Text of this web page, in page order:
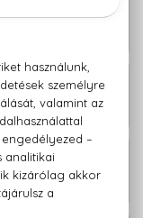
28.320 Ft
Szett
ml
23.530 Ft
ml 20.460 Ft